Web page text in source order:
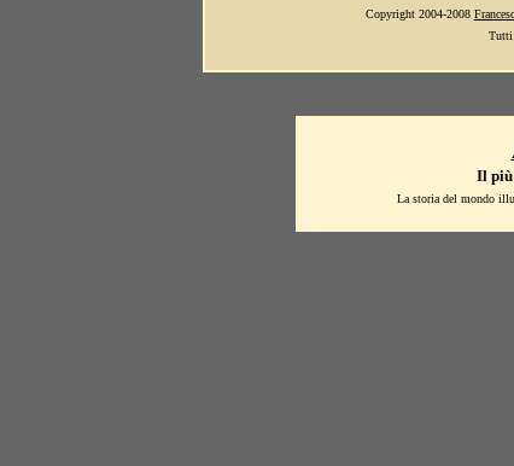
Copyright 2004-2008
Il più
La storia del mondo